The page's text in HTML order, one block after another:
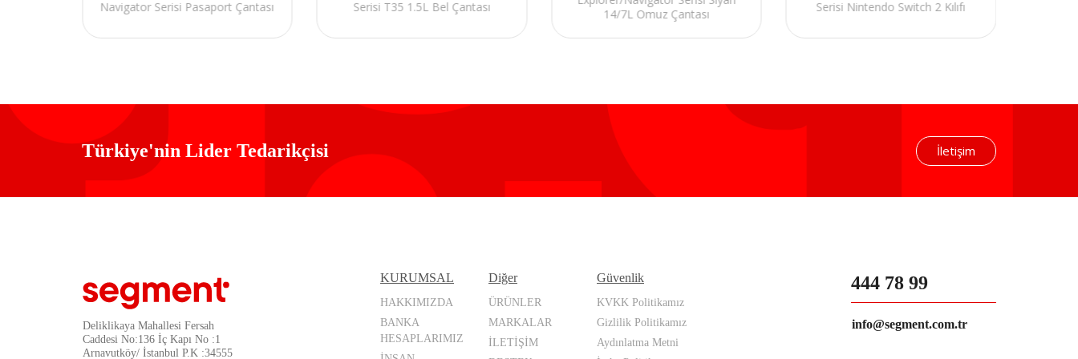
Navigator Serisi Pasaport Çantası
Serisi T35 1.5L Bel Çantası
14/7L Omuz Çantası
Serisi Nintendo Switch 2 Kılıfı
Türkiye'nin Lider Tedarikçisi İletişim
Deliklikaya Mahallesi Fersah
Caddesi No:136 İç Kapı No :1
Arnavutköy/ İstanbul P.K :34555
KURUMSAL
HAKKIMIZDA
BANKA
HESAPLARIMIZ
Diğer
ÜRÜNLER
MARKALAR
İLETİŞİM
Güvenlik
KVKK Politikamız
Gizlilik Politikamız
Aydınlatma Metni
444 78 99
info@segment.com.tr